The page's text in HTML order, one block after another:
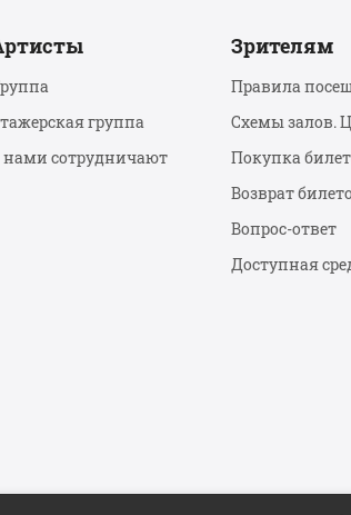
группа
нами сотрудничают
Зрителям
Правила
Схемы залов.
Покупка
Возврат
Вопрос-ответ
Доступная